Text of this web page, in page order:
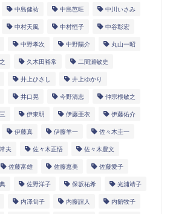
中島健祐 中島芭旺 中川いさみ
中村天風 中村恒子 中谷彰宏
中野孝次 中野陽介 丸山一昭
久木田裕常 二間瀬敏史
井上ひさし 井上ゆかり
井口晃 今野清志 仲宗根敏之
伊東明 伊藤亜衣 伊藤佑介
伊藤真 伊藤羊一 佐々木圭一
夫 佐々木正悟 佐々木豊文
佐藤富雄 佐藤恵美 佐藤愛子
佐野洋子 保坂祐希 光浦靖子
内澤旬子 内藤誼人 内館牧子